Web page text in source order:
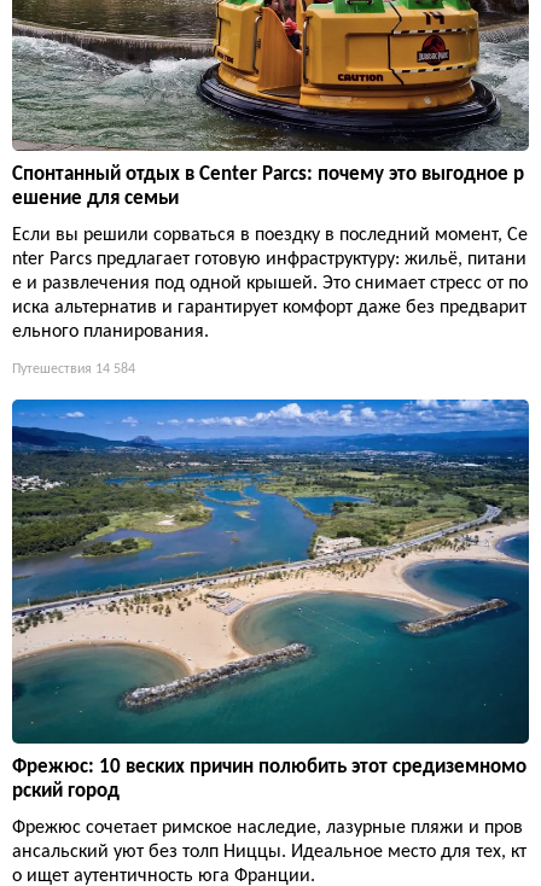
Спонтанный отдых в Center Parcs: почему это выгодное р
ешение для семьи
Если вы решили сорваться в поездку в последний момент, Ce
nter Parcs предлагает готовую инфраструктуру: жильё, питани
е и развлечения под одной крышей. Это снимает стресс от по
иска альтернатив и гарантирует комфорт даже без предварит
ельного планирования.
Путешествия 14 584
Фрежюс: 10 веских причин полюбить этот средиземномо
рский город
Фрежюс сочетает римское наследие, лазурные пляжи и пров
ансальский уют без толп Ниццы. Идеальное место для тех, кт
о ищет аутентичность юга Франции.